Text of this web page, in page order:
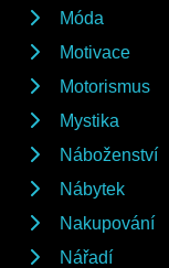
Móda
Motivace
Motorismus
Mystika
Náboženství
Nábytek
Nakupování
Nářadí